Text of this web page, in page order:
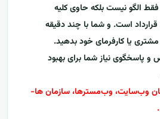
الگو نیست بلکه حاوی کلیه
قرارداد است. و شما با چند دقیقه
مشتری یا کارفرمای خود بدهید.
مخصوص و پاسخگوی نیاز شما برای بهبود
وب‌سایت، وب‌مسترها، سازمان ها-